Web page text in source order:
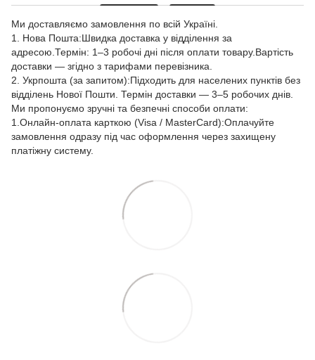
Ми доставляємо замовлення по всій Україні.
1. Нова Пошта:Швидка доставка у відділення за
адресою.Термін: 1–3 робочі дні після оплати товару.Вартість
доставки — згідно з тарифами перевізника.
2. Укрпошта (за запитом):Підходить для населених пунктів без
відділень Нової Пошти. Термін доставки — 3–5 робочих днів.
Ми пропонуємо зручні та безпечні способи оплати:
1.Онлайн-оплата карткою (Visa / MasterCard):Оплачуйте
замовлення одразу під час оформлення через захищену
платіжну систему.